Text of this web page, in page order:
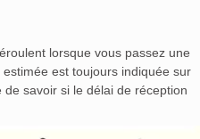
lorsque vous passez une
est toujours indiquée sur
savoir si le délai de réception